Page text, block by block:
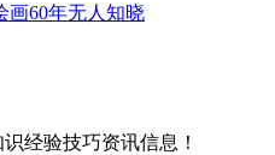
画60年无人知晓
经验技巧资讯信息！